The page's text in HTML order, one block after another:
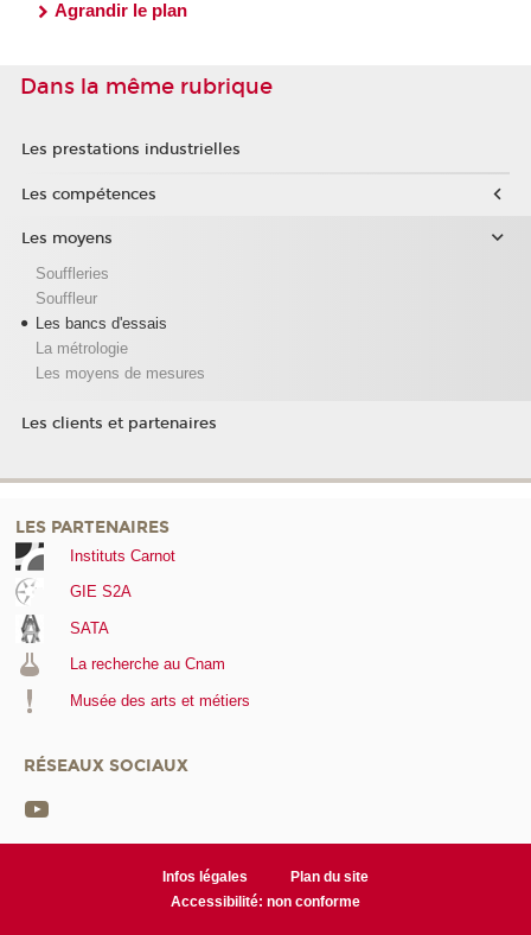
Agrandir le plan
Dans la même rubrique
Les prestations industrielles
Les compétences
Les moyens
Souffleries
Souffleur
Les bancs d'essais
La métrologie
Les moyens de mesures
Les clients et partenaires
LES PARTENAIRES
Instituts Carnot
GIE S2A
SATA
La recherche au Cnam
Musée des arts et métiers
RÉSEAUX SOCIAUX
Infos légales
Plan du site
Accessibilité: non conforme